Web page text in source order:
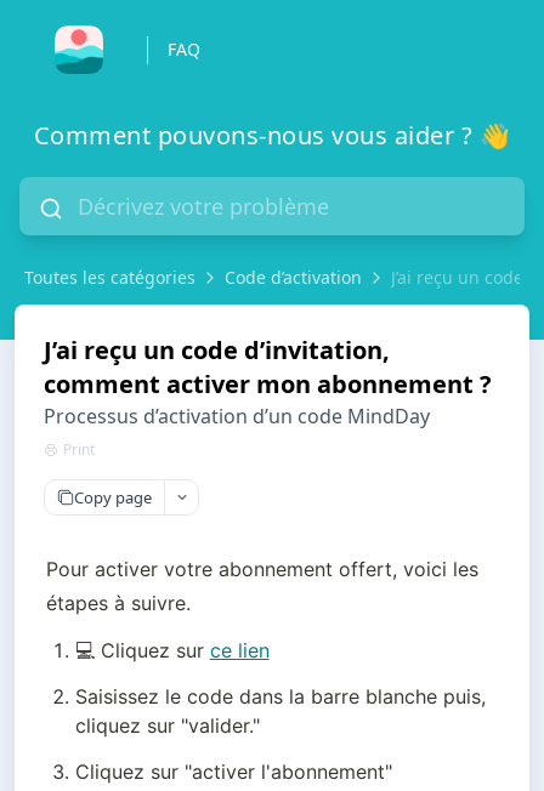
FAQ
Comment pouvons-nous vous aider ? 👋
Toutes les catégories Code d’activation J’ai reçu un code
J’ai reçu un code d’invitation,
comment activer mon abonnement ?
Processus d’activation d’un code MindDay
Print
Copy page
Pour activer votre abonnement offert, voici les
étapes à suivre.
💻 Cliquez sur ce lien
Saisissez le code dans la barre blanche puis,
cliquez sur "valider."
Cliquez sur "activer l'abonnement"